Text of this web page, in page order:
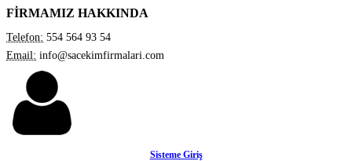
FİRMAMIZ HAKKINDA
Telefon: 554 564 93 54
Email: info@sacekimfirmalari.com
Sisteme Giriş